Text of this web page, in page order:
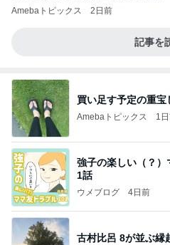
Amebaトピックス 2日前
記事を
買い足す予定の重宝
Amebaトピックス 1
強子の楽しい（？
1話
ウメブログ 4日前
古村比呂 8が並ぶ縁